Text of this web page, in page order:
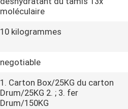
moléculaire
10 kilogrammes
negotiable
1. Carton Box/25KG du carton
Drum/25KG 2. ; 3. fer
Drum/150KG